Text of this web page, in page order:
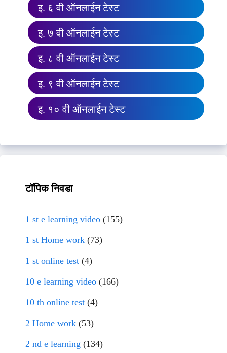
इ. ६ वी ऑनलाईन टेस्ट
इ. ७ वी ऑनलाईन टेस्ट
इ. ८ वी ऑनलाईन टेस्ट
इ. ९ वी ऑनलाईन टेस्ट
इ. १० वी ऑनलाईन टेस्ट
टॉपिक निवडा
1 st e learning video (155)
1 st Home work (73)
1 st online test (4)
10 e learning video (166)
10 th online test (4)
2 Home work (53)
2 nd e learning (134)